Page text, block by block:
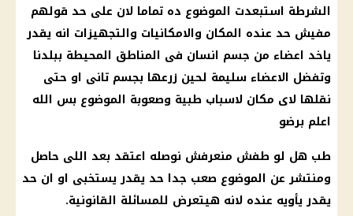
الشرطة استبعدت الموضوع ده تماما لان على حد قولهم
مفيش حد عنده المكان والامكانيات والتجهيزات انه يقدر
ياخد اعضاء من جسم انسان فى المناطق المحيطة ببلدنا
وتفضل الاعضاء سليمة لحين زرعها بجسم تانى او حتى
نقلها لاى مكان لاسباب طبية وصعوبة الموضوع بس الله
اعلم برضو
طب هل لو طفش منعرفش نوصله اعتقد بعد اللى حاصل
ومنتشر عن الموضوع صعب جدا حد يقدر يستخبى او ان حد
يقدر يأويه عنده لانه هيتعرض للمسائلة القانونية.